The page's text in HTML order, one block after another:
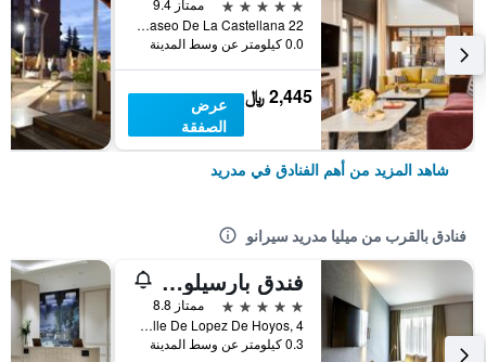
ممتاز 9.4
Paseo De La Castellana 22, مدريد, أسبانيا
0.0 كيلومتر عن وسط المدينة
2,445 ﷼
عرض
الصفقة
شاهد المزيد من أهم الفنادق في مدريد
فنادق بالقرب من ميليا مدريد سيرانو
فندق بارسيلو إمبيراتريز
5 نجوم
ممتاز 8.8
Calle De Lopez De Hoyos, 4, مدريد, أسبانيا
0.3 كيلومتر عن وسط المدينة